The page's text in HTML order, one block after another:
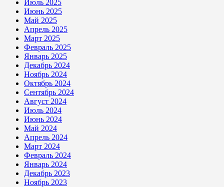
Июль 2025
Июнь 2025
Май 2025
Апрель 2025
Март 2025
Февраль 2025
Январь 2025
Декабрь 2024
Ноябрь 2024
Октябрь 2024
Сентябрь 2024
Август 2024
Июль 2024
Июнь 2024
Май 2024
Апрель 2024
Март 2024
Февраль 2024
Январь 2024
Декабрь 2023
Ноябрь 2023